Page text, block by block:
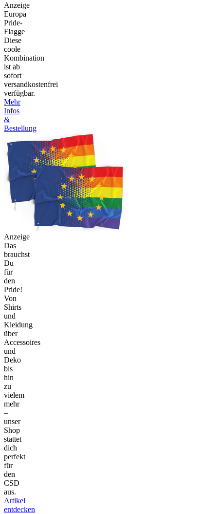
Anzeige
Europa
Pride-
Flagge
Diese
coole
Kombination
ist ab
sofort
versandkostenfrei
verfügbar.
Mehr
Infos
&
Bestellung
Anzeige
Das
brauchst
Du
für
den
Pride!
Von
Shirts
und
Kleidung
über
Accessoires
und
Deko
bis
hin
zu
vielem
mehr
–
unser
Shop
stattet
dich
perfekt
für
den
CSD
aus.
Artikel
entdecken